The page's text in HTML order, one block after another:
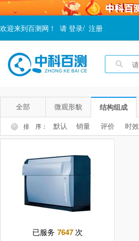
欢迎来到百测网！ 请 登录/ 注册
全部 微观形貌 结构组成
排 序： 默认 销量 评价 时效
已服务 7647次